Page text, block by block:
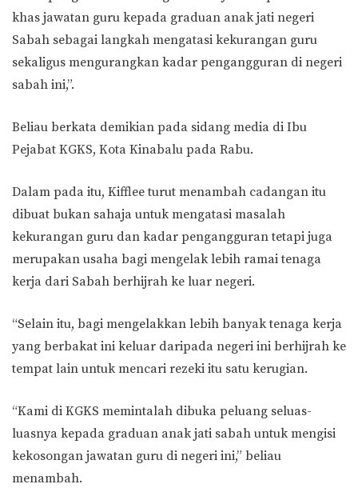
khas jawatan guru kepada graduan anak jati negeri
Sabah sebagai langkah mengatasi kekurangan guru
sekaligus mengurangkan kadar pengangguran di negeri
sabah ini,”.
Beliau berkata demikian pada sidang media di Ibu
Pejabat KGKS, Kota Kinabalu pada Rabu.
Dalam pada itu, Kifflee turut menambah cadangan itu
dibuat bukan sahaja untuk mengatasi masalah
kekurangan guru dan kadar pengangguran tetapi juga
merupakan usaha bagi mengelak lebih ramai tenaga
kerja dari Sabah berhijrah ke luar negeri.
“Selain itu, bagi mengelakkan lebih banyak tenaga kerja
yang berbakat ini keluar daripada negeri ini berhijrah ke
tempat lain untuk mencari rezeki itu satu kerugian.
“Kami di KGKS memintalah dibuka peluang seluas-
luasnya kepada graduan anak jati sabah untuk mengisi
kekosongan jawatan guru di negeri ini,” beliau
menambah.